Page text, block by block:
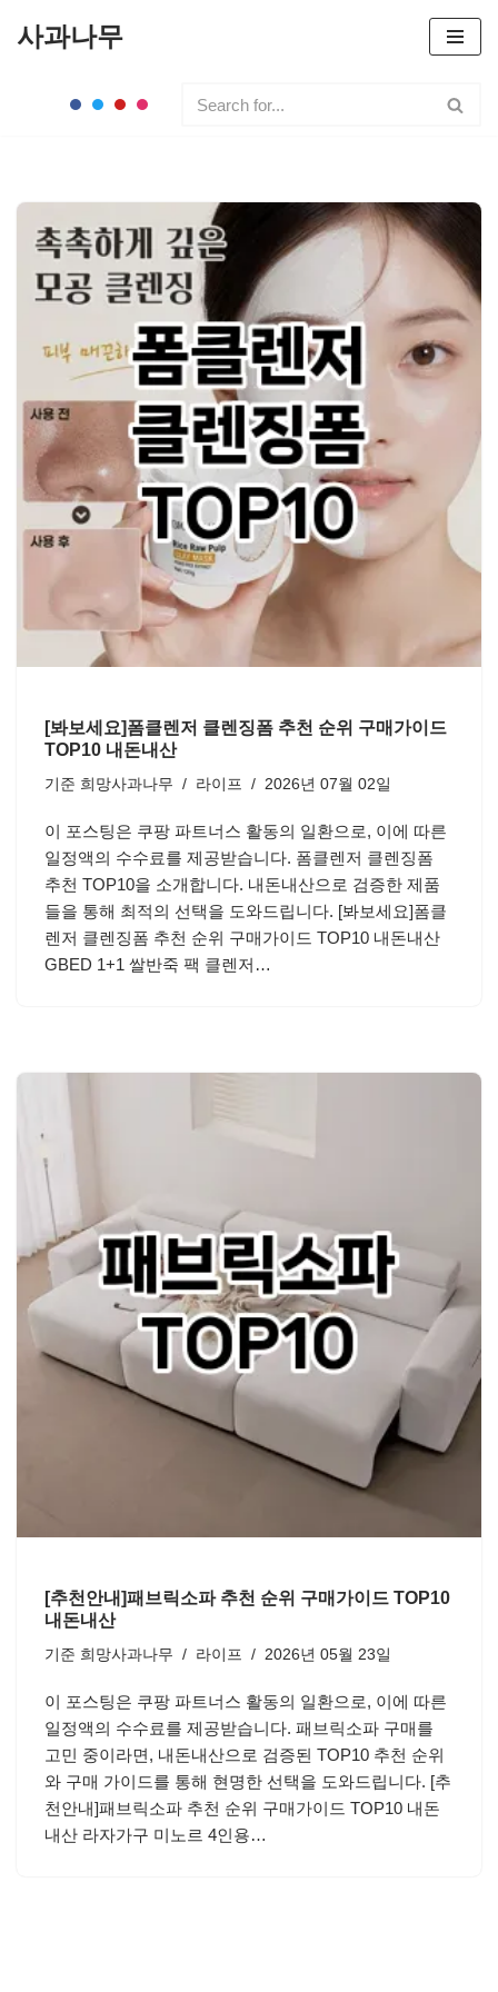
사과나무
[봐보세요]폼클렌저 클렌징폼 추천 순위 구매가이드
TOP10 내돈내산
기준 희망사과나무 라이프 2026년 07월 02일
이 포스팅은 쿠팡 파트너스 활동의 일환으로, 이에 따른
일정액의 수수료를 제공받습니다. 폼클렌저 클렌징폼
추천 TOP10을 소개합니다. 내돈내산으로 검증한 제품
들을 통해 최적의 선택을 도와드립니다. [봐보세요]폼클
렌저 클렌징폼 추천 순위 구매가이드 TOP10 내돈내산
GBED 1+1 쌀반죽 팩 클렌저…
[추천안내]패브릭소파 추천 순위 구매가이드 TOP10
내돈내산
기준 희망사과나무 라이프 2026년 05월 23일
이 포스팅은 쿠팡 파트너스 활동의 일환으로, 이에 따른
일정액의 수수료를 제공받습니다. 패브릭소파 구매를
고민 중이라면, 내돈내산으로 검증된 TOP10 추천 순위
와 구매 가이드를 통해 현명한 선택을 도와드립니다. [추
천안내]패브릭소파 추천 순위 구매가이드 TOP10 내돈
내산 라자가구 미노르 4인용…